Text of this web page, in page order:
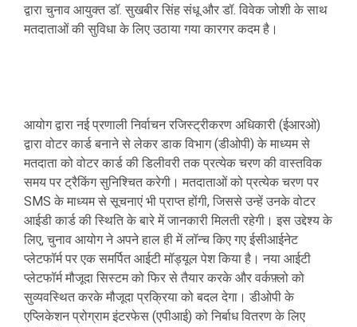
द्वारा चुनाव आयुक्त डॉ. सुखबीर सिंह संधू और डॉ. विवेक जोशी के साथ
मतदाताओं की सुविधा के लिए उठाया गया कारगर कदम है।
आयोग द्वारा नई प्रणाली निर्वाचन रजिस्ट्रीकरण अधिकारी (ईआरओ)
द्वारा वोटर कार्ड बनाने से लेकर डाक विभाग (डीओपी) के माध्यम से
मतदाता को वोटर कार्ड की डिलीवरी तक प्रत्येक चरण की वास्तविक
समय पर ट्रैकिंग सुनिश्चित करेगी। मतदाताओं को प्रत्येक चरण पर
SMS के माध्यम से सूचनाएं भी प्राप्त होंगी, जिससे उन्हें उनके वोटर
आईडी कार्ड की स्थिति के बारे में जानकारी मिलती रहेगी। इस उद्देश्य के
लिए, चुनाव आयोग ने अपने हाल ही में लॉन्च किए गए ईसीआईनेट
प्लेटफॉर्म पर एक समर्पित आईटी मॉड्यूल पेश किया है। नया आईटी
प्लेटफॉर्म मौजूदा सिस्टम को फिर से तैयार करके और वर्कफ़्लो को
सुव्यवस्थित करके मौजूदा प्रक्रिया को बदल देगा। डीओपी के
एप्लिकेशन प्रोग्राम इंटरफेस (एपीआई) को निर्बाध वितरण के लिए